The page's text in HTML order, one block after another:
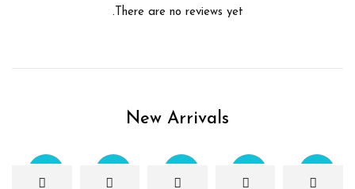
There are no reviews yet.
New Arrivals